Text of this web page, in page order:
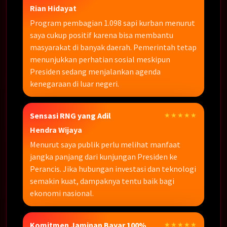
Rian Hidayat
Program pembagian 1.098 sapi kurban menurut
saya cukup positif karena bisa membantu
masyarakat di banyak daerah. Pemerintah tetap
menunjukkan perhatian sosial meskipun
Presiden sedang menjalankan agenda
kenegaraan di luar negeri.
Sensasi RNG yang Adil ★★★★★
Hendra Wijaya
Menurut saya publik perlu melihat manfaat
jangka panjang dari kunjungan Presiden ke
Perancis. Jika hubungan investasi dan teknologi
semakin kuat, dampaknya tentu baik bagi
ekonomi nasional.
★★★★★